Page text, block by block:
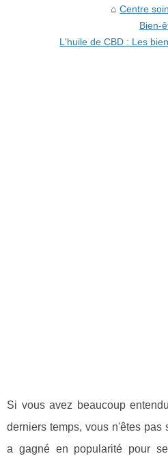
Centre
Bien-
L'huile de CBD : Les
Si vous avez beaucoup
derniers temps, vous n'êtes pas
a gagné en popularité pour